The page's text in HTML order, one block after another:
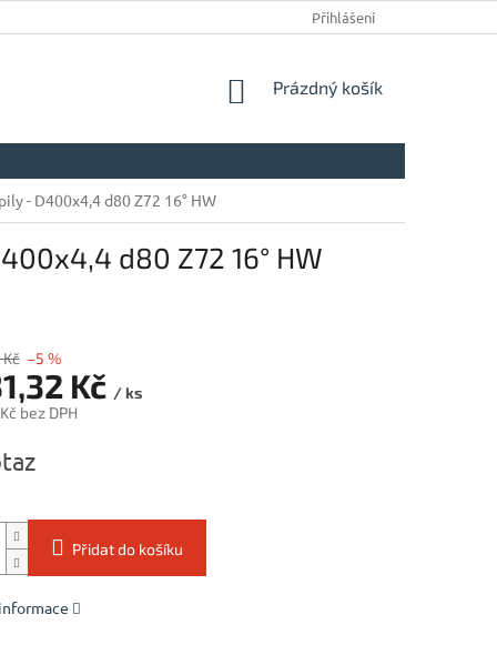
Přihlášení
NÁKUPNÍ
Prázdný košík
- D400x4,4 d80 Z72 16° HW
d80 Z72 16° HW
–5 %
Kč / ks
bez DPH
Přidat do košíku